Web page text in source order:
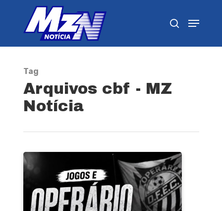
Tag
Arquivos cbf - MZ
Notícia